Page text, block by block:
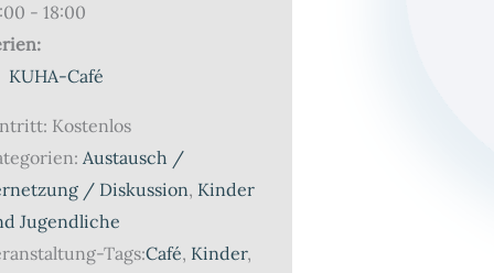
- 18:00
KUHA-Café
Kostenlos
Austausch /
/ Diskussion, Kinder
Jugendliche
Tags:Café, Kinder,